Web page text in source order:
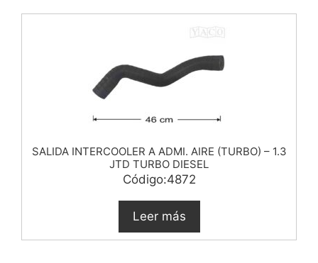
SALIDA INTERCOOLER A ADMI. AIRE (TURBO) – 1.3
JTD TURBO DIESEL
Código:4872
Leer más